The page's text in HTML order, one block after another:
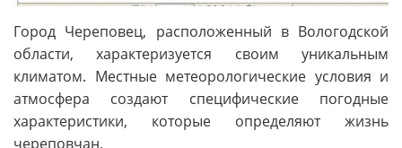
Город Череповец, расположенный в Вологодской
области, характеризуется своим уникальным
климатом. Местные метеорологические условия и
атмосфера создают специфические погодные
характеристики, которые определяют жизнь
череповчан.